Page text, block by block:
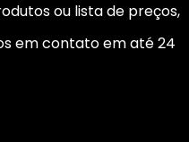
ou lista de preços,
em contato em até 24